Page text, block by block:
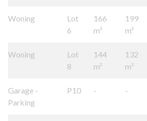
Woning
Lot
6
166
m²
199
m²
Woning
Lot
8
144
m²
132
m²
Garage -
Parking
P10 - -